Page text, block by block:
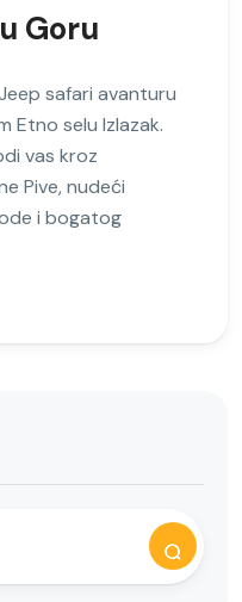
Goru
safari avanturu
Etno selu Izlazak.
vas kroz
Pive, nudeći
i bogatog